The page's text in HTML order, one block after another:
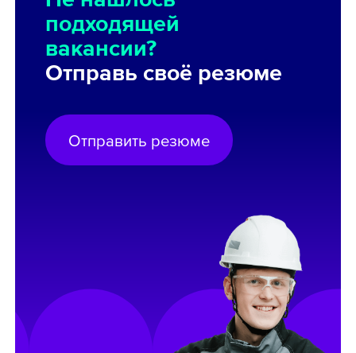
подходящей
вакансии?
Отправь своё резюме
Отправить резюме